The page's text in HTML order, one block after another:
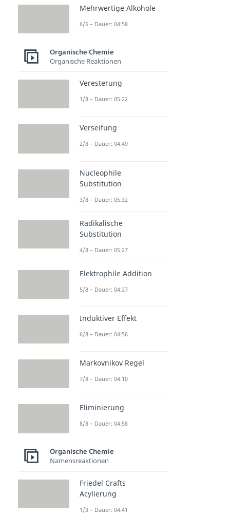
Mehrwertige Alkohole
6/6 – Dauer: 04:58
Organische Chemie
Organische Reaktionen
Veresterung
1/8 – Dauer: 05:22
Verseifung
2/8 – Dauer: 04:49
Nucleophile
Substitution
3/8 – Dauer: 05:32
Radikalische
Substitution
4/8 – Dauer: 05:27
Elektrophile Addition
5/8 – Dauer: 04:27
Induktiver Effekt
6/8 – Dauer: 04:56
Markovnikov Regel
7/8 – Dauer: 04:10
Eliminierung
8/8 – Dauer: 04:58
Organische Chemie
Namensreaktionen
Friedel Crafts
Acylierung
1/3 – Dauer: 04:41